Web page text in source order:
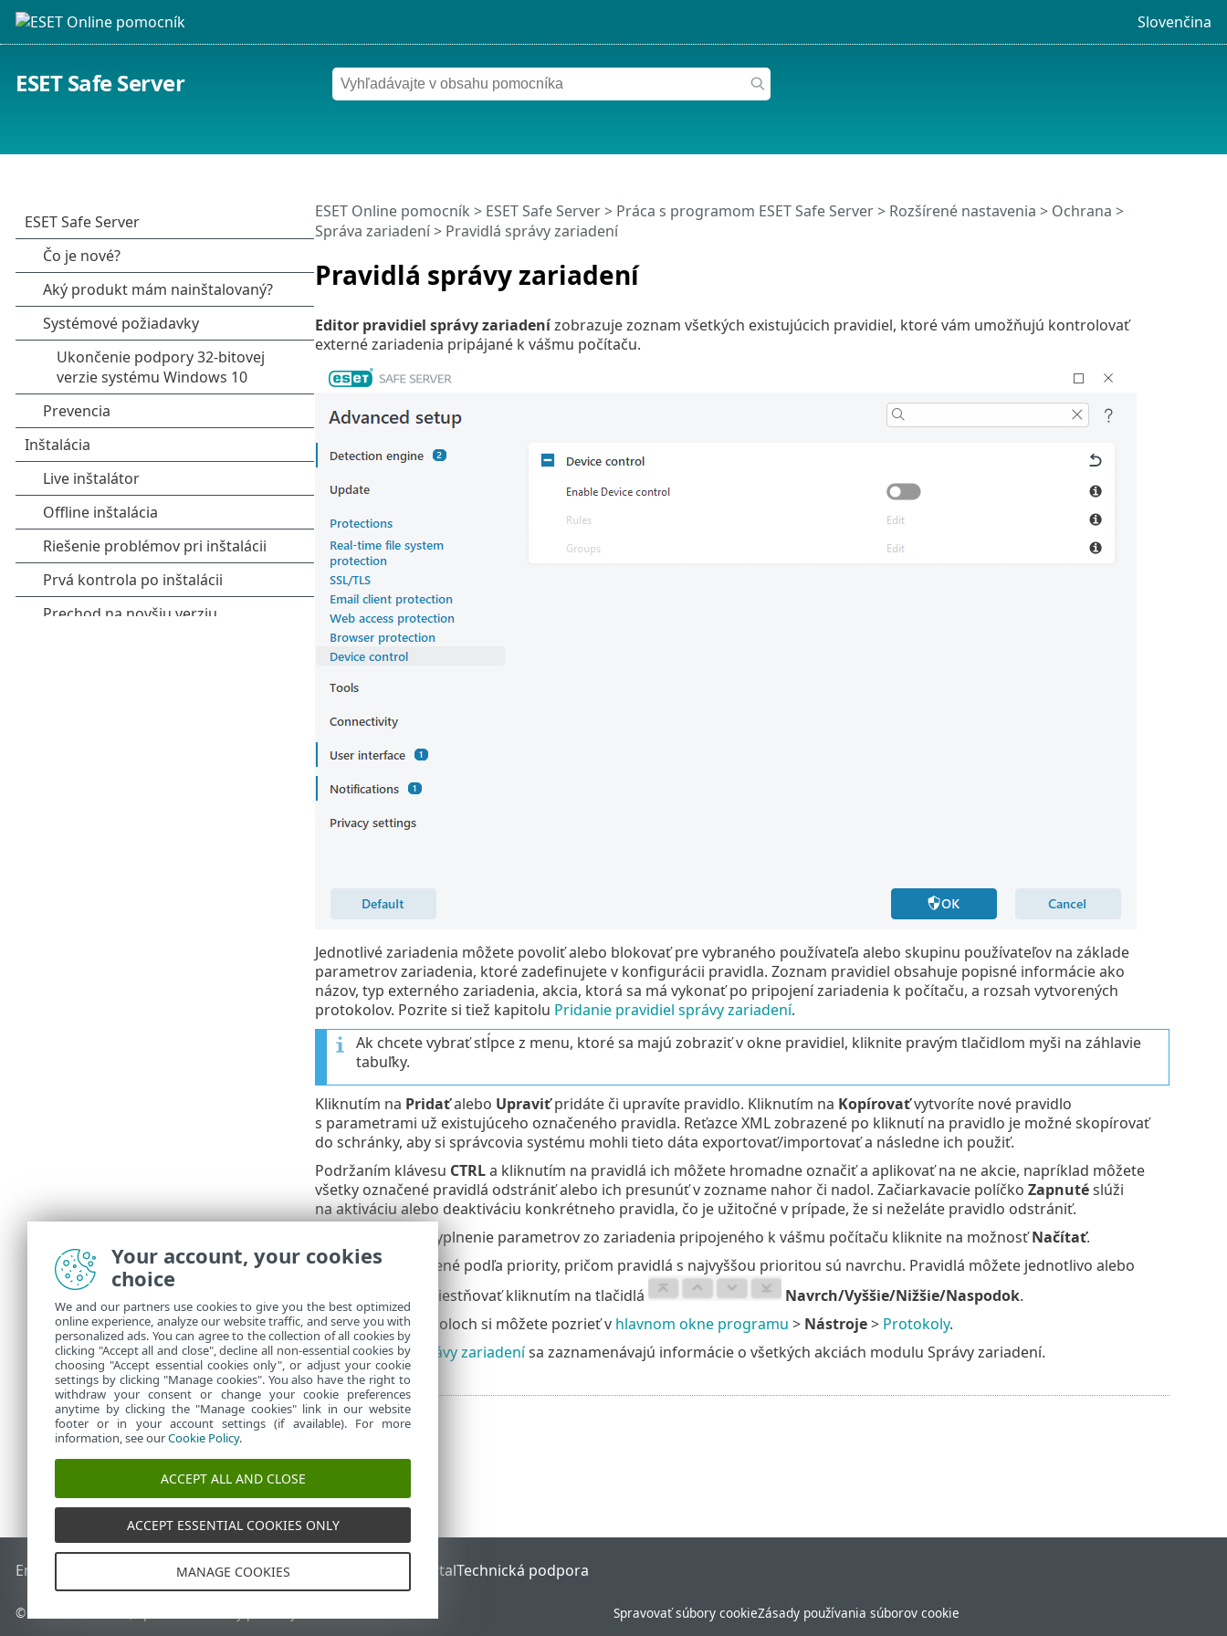
Slovenčina
ESET Safe Server
Pravidlá správy zariadení
ESET Online pomocník > ESET Safe Server> Práca s programom ESET Safe Server> Rozšírené nastavenia > Ochrana >
Správa zariadení> Pravidlá správy zariadení
Editor pravidiel správy zariadenízobrazuje zoznam všetkých existujúcich pravidiel, ktoré vám umožňujú kontrolovať
externé zariadenia pripájané k vášmu počítaču.
Jednotlivé zariadenia môžete povoliť alebo blokovať pre vybraného používateľa alebo skupinu používateľov na základe
parametrov zariadenia, ktoré zadefinujete v konfigurácii pravidla. Zoznam pravidiel obsahuje popisné informácie ako
názov, typ externého zariadenia, akcia, ktorá sa má vykonať po pripojení zariadenia k počítaču, a rozsah vytvorených
protokolov. Pozrite si tiež kapitolu Pridanie pravidiel správy zariadení.
Ak chcete vybrať stĺpce z menu, ktoré sa majú zobraziť v okne pravidiel, kliknite pravým tlačidlom myši na záhlavie
tabuľky.
Kliknutím na Pridaťalebo Upraviťpridáte či upravíte pravidlo. Kliknutím na Kopírovaťvytvoríte nové pravidlo
s parametrami už existujúceho označeného pravidla. Reťazce XML zobrazené po kliknutí na pravidlo je možné skopírovať
do schránky, aby si správcovia systému mohli tieto dáta exportovať/importovať a následne ich použiť.
Podržaním klávesu CTRLa kliknutím na pravidlá ich môžete hromadne označiť a aplikovať na ne akcie, napríklad môžete
všetky označené pravidlá odstrániť alebo ich presunúť v zozname nahor či nadol. Začiarkavacie políčko Zapnutéslúži
na aktiváciu alebo deaktiváciu konkrétneho pravidla, čo je užitočné v prípade, že si neželáte pravidlo odstrániť.
Na automatické vyplnenie parametrov zo zariadenia pripojeného k vášmu počítaču kliknite na možnosťNačítať.
Pravidlá sú zoradené podľa priority, pričom pravidlá s najvyššou prioritou sú navrchu. Pravidlá môžete jednotlivo alebo
v skupinách premiestňovať kliknutím na tlačidlá
Navrch/Vyššie/Nižšie/Naspodok.
Záznamy v protokoloch si môžete pozrieť v hlavnom okne programu > Nástroje> Protokoly.
Doprotokolu správy zariadenísa zaznamenávajú informácie o všetkých akciách modulu Správy zariadení.
End of Life Databáza znalostí ESETESET Fórum ESET Status PortalTechnická podpora
© 1992 - 2026 ESET, spol. s r. o. Všetky práva vyhradené. Spravovať súbory cookieZásady používania súborov cookie
Your account, your cookies
choice
We and our partners use cookies to give you the best optimized
online experience, analyze our website traffic, and serve you with
personalized ads. You can agree to the collection of all cookies by
clicking "Accept all and close", decline all non-essential cookies by
choosing "Accept essential cookies only", or adjust your cookie
settings by clicking "Manage cookies". You also have the right to
withdraw your consent or change your cookie preferences
anytime by clicking the "Manage cookies" link in our website
footer or in your account settings (if available). For more
information, see ourCookie Policy.
ACCEPT ALL AND CLOSE
ACCEPT ESSENTIAL COOKIES ONLY
MANAGE COOKIES